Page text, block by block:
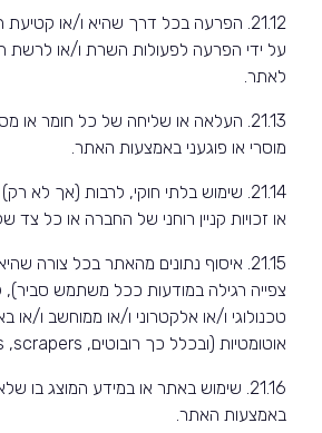
21.12. הפרעה בכל דרך שהיא ו/או
על ידי הפרעה לפעולות השרת ו/או לרשת
לאתר.
21.13. העלאה או שליחה של כל חומר או
מוסרי או פוגעני באמצעות האתר.
21.14. שימוש בלתי חוקי, לרבות (אך לא
או זכויות קניין רוחני של החברה או כל צד
21.15. איסוף נתונים מהאתר בכל צורה
צפייה רגילה במודעות ככל משתמש סביר),
טכנולוגי ו/או אלקטרוני ו/או ממוחשב ו/או
אוטומטיות (ובכלל כך רובוטים, scrapers
,
21.16. שימוש באתר או במידע המוצג
באמצעות האתר.